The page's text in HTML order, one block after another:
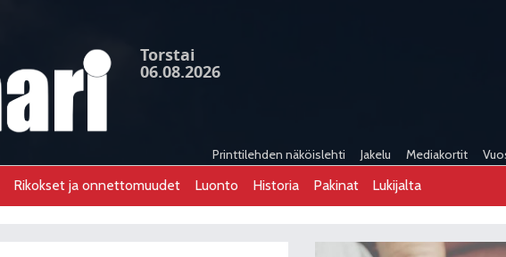
Torstai
06.08.2026
Printtilehden näköislehti Jakelu Mediakortit
Rikokset ja onnettomuudet Luonto Historia Pakinat Lukijalta